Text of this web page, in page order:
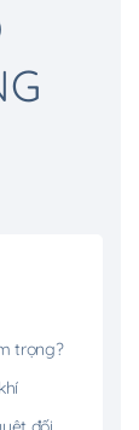
trọng?